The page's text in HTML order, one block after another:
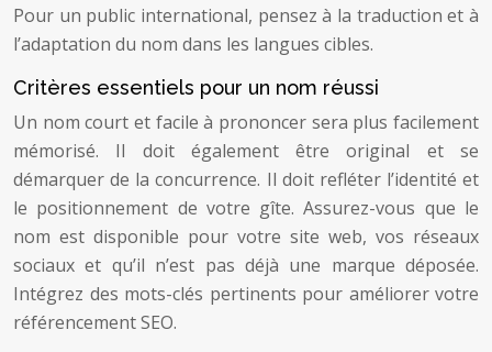
Pour un public international, pensez à la traduction et à
l’adaptation du nom dans les langues cibles.
Critères essentiels pour un nom réussi
Un nom court et facile à prononcer sera plus facilement
mémorisé. Il doit également être original et se
démarquer de la concurrence. Il doit refléter l’identité et
le positionnement de votre gîte. Assurez-vous que le
nom est disponible pour votre site web, vos réseaux
sociaux et qu’il n’est pas déjà une marque déposée.
Intégrez des mots-clés pertinents pour améliorer votre
référencement SEO.